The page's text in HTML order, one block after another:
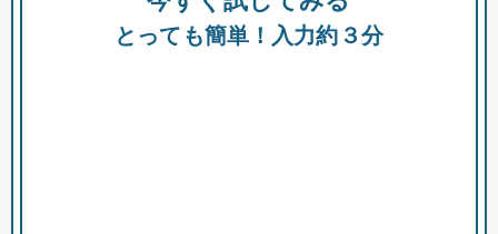
とっても簡単！入力約３分